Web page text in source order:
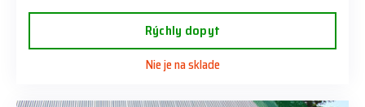
Rýchly dopyt
Nie je na sklade